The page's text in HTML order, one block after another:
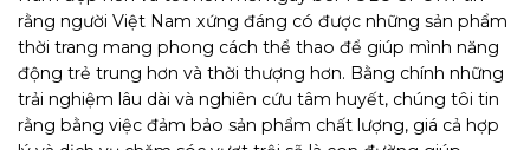
rằng người Việt Nam xứng đáng có được những sản phẩm
thời trang mang phong cách thể thao để giúp mình năng
động trẻ trung hơn và thời thượng hơn. Bằng chính những
trải nghiệm lâu dài và nghiên cứu tâm huyết, chúng tôi tin
rằng bằng việc đảm bảo sản phẩm chất lượng, giá cả hợp